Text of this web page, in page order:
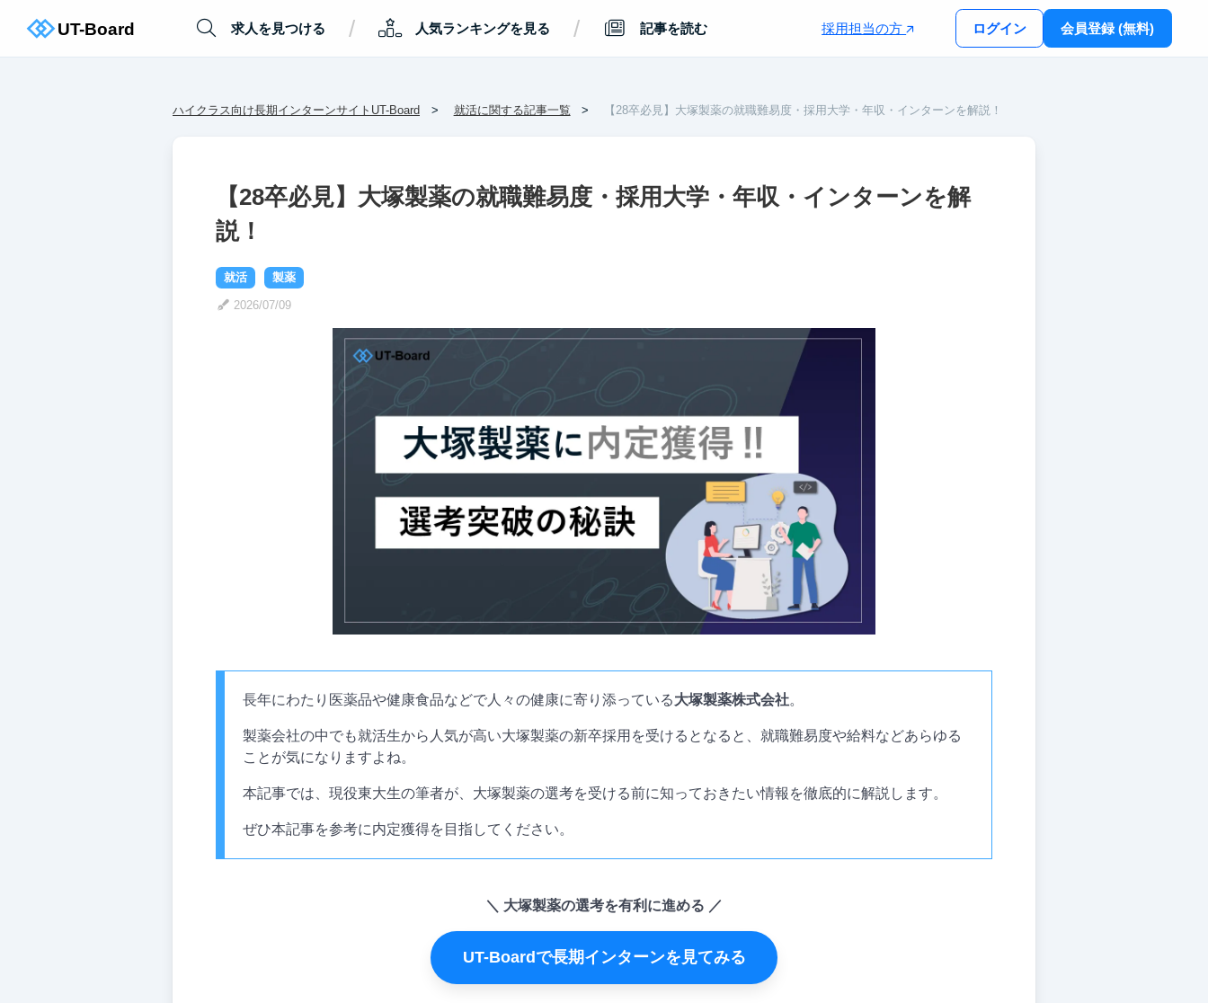
求人を見つける / 人気ランキングを見る / 記事を読む 採用担当の方 ログイン 会員登録 (無料)
ハイクラス向け長期インターンサイトUT-Board 就活に関する記事一覧 【28卒必見】大塚製薬の就職難易度・採用大学・年収・インターンを解説！
【28卒必見】大塚製薬の就職難易度・採用大学・年収・インターンを解
説！
就活 製薬
2026/07/09
長年にわたり医薬品や健康食品などで人々の健康に寄り添っている大塚製薬株式会社。
製薬会社の中でも就活生から人気が高い大塚製薬の新卒採用を受けるとなると、就職難易度や給料などあらゆる
ことが気になりますよね。
本記事では、現役東大生の筆者が、大塚製薬の選考を受ける前に知っておきたい情報を徹底的に解説します。
ぜひ本記事を参考に内定獲得を目指してください。
大塚製薬の選考を有利に進める
UT-Boardで長期インターンを見てみる